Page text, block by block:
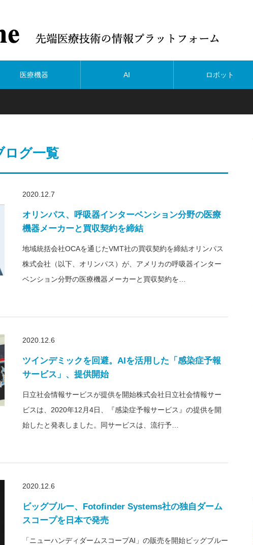
医療機器 AI ロボット
ログ一覧
2020.12.7
オリンパス、呼吸器インターベンション分野の医療
機器メーカーと買収契約を締結
地域統括会社OCAを通じたVMT社の買収契約を締結オリンパス
株式会社（以下、オリンパス）が、アメリカの呼吸器インター
ベンション分野の医療機器メーカーと買収契約を…
2020.12.6
ツインデミックを回避。AIを活用した「感染症予報
サービス」、提供開始
日立社会情報サービスが提供を開始株式会社日立社会情報サー
ビスは、2020年12月4日、『感染症予報サービス』の提供を開
始したと発表しました。同サービスは、流行予…
2020.12.6
ビッグブルー、Fotofinder Systems社の独自ダーム
スコープを日本で発売
「ニューハンディダームスコープAI」の販売を開始ビッグブルー